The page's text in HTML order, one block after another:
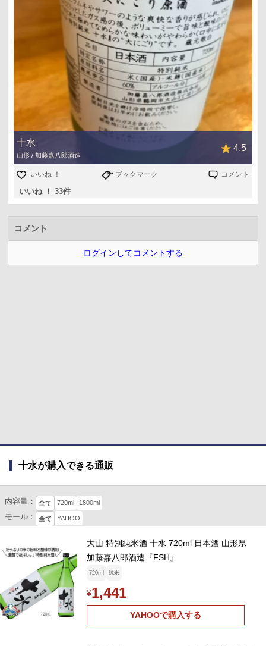
十水
山形 / 加藤嘉八郎酒造
4.5
いいね ！ ブックマーク コメント
いいね ！ 33件
コメント
ログインしてコメントする
十水が購入できる通販
内容量： 全て 720ml 1800ml
モール： 全て YAHOO
大山 特別純米酒 十水 720ml 日本酒 山形県
加藤嘉八郎酒造『FSH』
720ml 純米
¥1,441
YAHOOで購入する